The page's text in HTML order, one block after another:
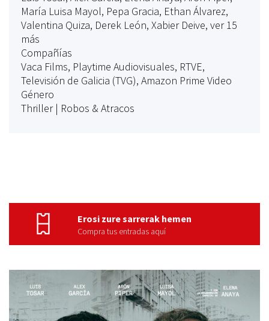
María Luisa Mayol, Pepa Gracia, Ethan Álvarez,
Valentina Quiza, Derek León, Xabier Deive, ver 15
más
Compañías
Vaca Films, Playtime Audiovisuales, RTVE,
Televisión de Galicia (TVG), Amazon Prime Video
Género
Thriller | Robos & Atracos
Erosi zure sarrerak hemen
Compra tus entradas aquí